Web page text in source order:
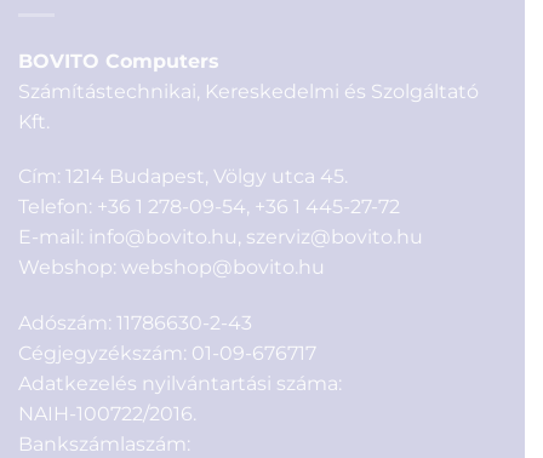
BOVITO Computers
Számítástechnikai, Kereskedelmi és Szolgáltató
Kft.
Cím: 1214 Budapest, Völgy utca 45.
Telefon: +36 1 278-09-54, +36 1 445-27-72
E-mail: info@bovito.hu, szerviz@bovito.hu
Webshop: webshop@bovito.hu
Adószám: 11786630-2-43
Cégjegyzékszám: 01-09-676717
Adatkezelés nyilvántartási száma:
NAIH-100722/2016.
Bankszámlaszám: